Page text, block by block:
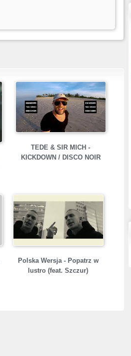
TEDE & SIR MICH -
KICKDOWN / DISCO NOIR
Polska Wersja - Popatrz w
lustro (feat. Szczur)